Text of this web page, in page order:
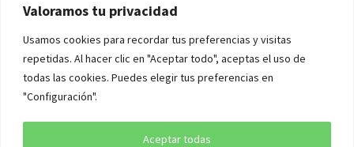
Valoramos tu privacidad
Usamos cookies para recordar tus preferencias y visitas
repetidas. Al hacer clic en "Aceptar todo", aceptas el uso de
todas las cookies. Puedes elegir tus preferencias en
"Configuración".
Aceptar todas
AVISO LEGAL Y POLÍTICAS
Aviso legal
Política de cookies